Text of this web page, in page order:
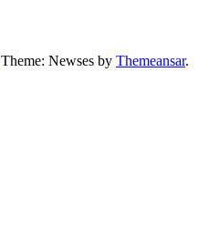
Theme: Newses by Themeansar.